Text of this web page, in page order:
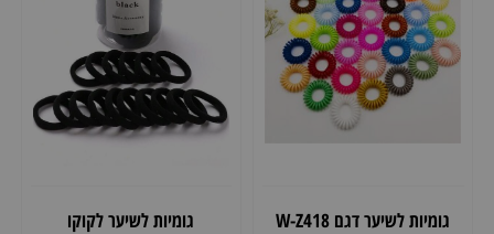
גומיות לשיער דגם W-Z418 גומיות לשיער לקוקו